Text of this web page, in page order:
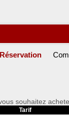
Réservation
souhaitez
Tarif